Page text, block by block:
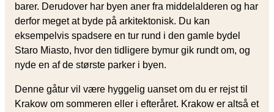
barer. Derudover har byen aner fra middelalderen og har
derfor meget at byde på arkitektonisk. Du kan
eksempelvis spadsere en tur rund i den gamle bydel
Staro Miasto, hvor den tidligere bymur gik rundt om, og
nyde en af de største parker i byen.
Denne gåtur vil være hyggelig uanset om du er rejst til
Krakow om sommeren eller i efteråret. Krakow er altså et